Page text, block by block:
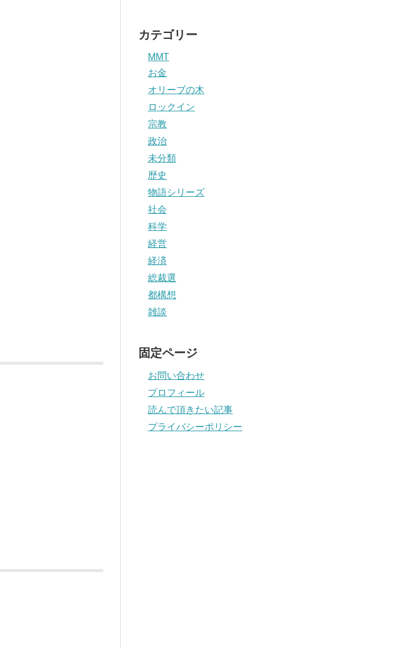
カテゴリー
MMT
お金
オリーブの木
ロックイン
宗教
政治
未分類
歴史
物語シリーズ
社会
科学
経営
経済
総裁選
都構想
雑談
固定ページ
お問い合わせ
プロフィール
読んで頂きたい記事
プライバシーポリシー